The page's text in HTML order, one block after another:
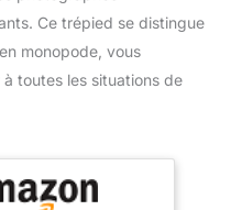
Ce trépied se distingue
monopode, vous
toutes les situations de